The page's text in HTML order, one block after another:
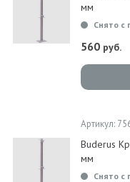
мм
Снято с
560 руб.
Артикул:
Buderus
мм
Снято с